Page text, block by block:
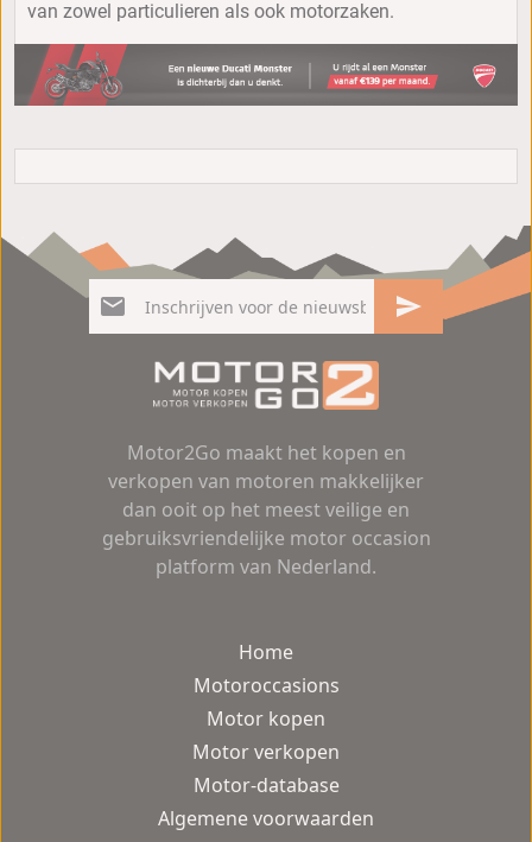
van zowel particulieren als ook motorzaken.
Motor2Go maakt het kopen en
verkopen van motoren makkelijker
dan ooit op het meest veilige en
gebruiksvriendelijke motor occasion
platform van Nederland.
Home
Motoroccasions
Motor kopen
Motor verkopen
Motor-database
Algemene voorwaarden